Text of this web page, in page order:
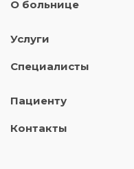
О больнице
Услуги
Специалисты
Пациенту
Контакты